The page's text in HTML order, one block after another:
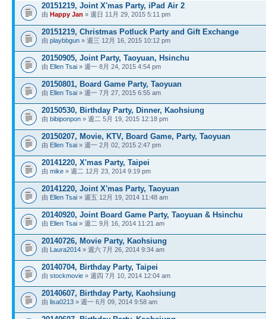
20151219, Joint X'mas Party, iPad Air 2
由 Happy Jan » 週日 11月 29, 2015 5:11 pm
20151219, Christmas Potluck Party and Gift Exchange
由 playbbgun » 週三 12月 16, 2015 10:12 pm
20150905, Joint Party, Taoyuan, Hsinchu
由 Ellen Tsai » 週一 8月 24, 2015 4:54 pm
20150801, Board Game Party, Taoyuan
由 Ellen Tsai » 週一 7月 27, 2015 6:55 am
20150530, Birthday Party, Dinner, Kaohsiung
由 bibiponpon » 週二 5月 19, 2015 12:18 pm
20150207, Movie, KTV, Board Game, Party, Taoyuan
由 Ellen Tsai » 週一 2月 02, 2015 2:47 pm
20141220, X'mas Party, Taipei
由 mike » 週二 12月 23, 2014 9:19 pm
20141220, Joint X'mas Party, Taoyuan
由 Ellen Tsai » 週五 12月 19, 2014 11:48 am
20140920, Joint Board Game Party, Taoyuan & Hsinchu
由 Ellen Tsai » 週二 9月 16, 2014 11:21 am
20140726, Movie Party, Kaohsiung
由 Laura2014 » 週六 7月 26, 2014 9:34 am
20140704, Birthday Party, Taipei
由 stockmovie » 週四 7月 10, 2014 12:04 am
20140607, Birthday Party, Kaohsiung
由 lisa0213 » 週一 6月 09, 2014 9:58 am